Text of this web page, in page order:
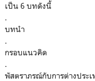
เป็น 6 บทดังนี้
.
บทนำ
.
กรอบแนวคิด
.
พัสตราภรณ์กับการต่างประ